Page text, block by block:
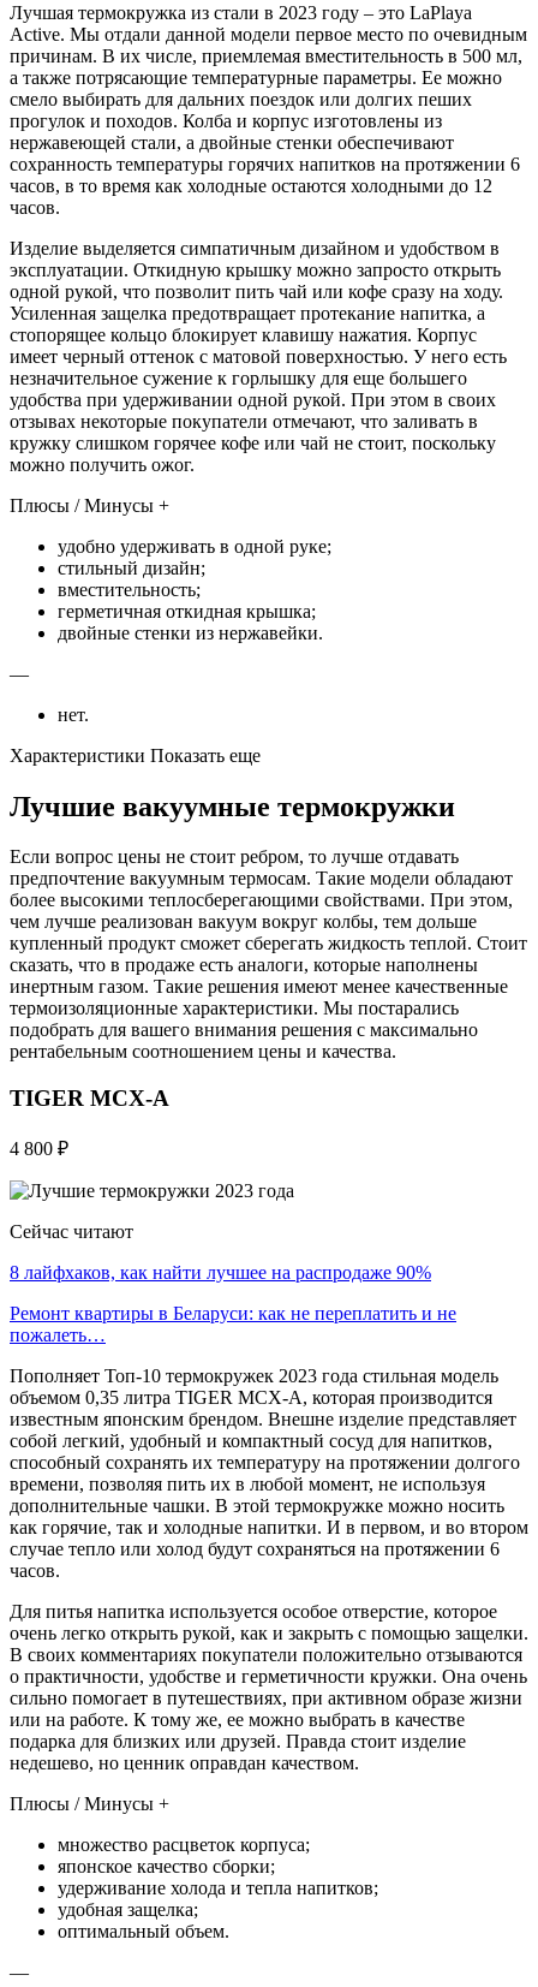
Лучшая термокружка из стали в 2023 году – это LaPlaya
Active. Мы отдали данной модели первое место по очевидным
причинам. В их числе, приемлемая вместительность в 500 мл,
а также потрясающие температурные параметры. Ее можно
смело выбирать для дальних поездок или долгих пеших
прогулок и походов. Колба и корпус изготовлены из
нержавеющей стали, а двойные стенки обеспечивают
сохранность температуры горячих напитков на протяжении 6
часов, в то время как холодные остаются холодными до 12
часов.
Изделие выделяется симпатичным дизайном и удобством в
эксплуатации. Откидную крышку можно запросто открыть
одной рукой, что позволит пить чай или кофе сразу на ходу.
Усиленная защелка предотвращает протекание напитка, а
стопорящее кольцо блокирует клавишу нажатия. Корпус
имеет черный оттенок с матовой поверхностью. У него есть
незначительное сужение к горлышку для еще большего
удобства при удерживании одной рукой. При этом в своих
отзывах некоторые покупатели отмечают, что заливать в
кружку слишком горячее кофе или чай не стоит, поскольку
можно получить ожог.
Плюсы / Минусы +
удобно удерживать в одной руке;
стильный дизайн;
вместительность;
герметичная откидная крышка;
двойные стенки из нержавейки.
—
нет.
Характеристики Показать еще
Лучшие вакуумные термокружки
Если вопрос цены не стоит ребром, то лучше отдавать
предпочтение вакуумным термосам. Такие модели обладают
более высокими теплосберегающими свойствами. При этом,
чем лучше реализован вакуум вокруг колбы, тем дольше
купленный продукт сможет сберегать жидкость теплой. Стоит
сказать, что в продаже есть аналоги, которые наполнены
инертным газом. Такие решения имеют менее качественные
термоизоляционные характеристики. Мы постарались
подобрать для вашего внимания решения с максимально
рентабельным соотношением цены и качества.
TIGER MCX-A
4 800 ₽
Сейчас читают
8 лайфхаков, как найти лучшее на распродаже 90%
Ремонт квартиры в Беларуси: как не переплатить и не
пожалеть…
Пополняет Топ-10 термокружек 2023 года стильная модель
объемом 0,35 литра TIGER MCX-A, которая производится
известным японским брендом. Внешне изделие представляет
собой легкий, удобный и компактный сосуд для напитков,
способный сохранять их температуру на протяжении долгого
времени, позволяя пить их в любой момент, не используя
дополнительные чашки. В этой термокружке можно носить
как горячие, так и холодные напитки. И в первом, и во втором
случае тепло или холод будут сохраняться на протяжении 6
часов.
Для питья напитка используется особое отверстие, которое
очень легко открыть рукой, как и закрыть с помощью защелки.
В своих комментариях покупатели положительно отзываются
о практичности, удобстве и герметичности кружки. Она очень
сильно помогает в путешествиях, при активном образе жизни
или на работе. К тому же, ее можно выбрать в качестве
подарка для близких или друзей. Правда стоит изделие
недешево, но ценник оправдан качеством.
Плюсы / Минусы +
множество расцветок корпуса;
японское качество сборки;
удерживание холода и тепла напитков;
удобная защелка;
оптимальный объем.
—